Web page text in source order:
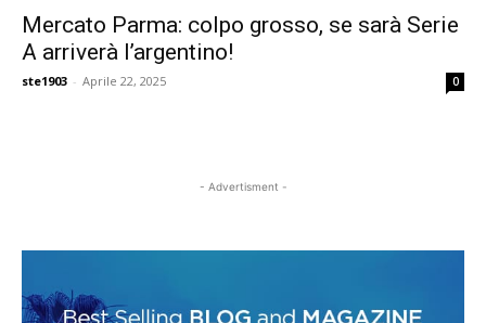
Mercato Parma: colpo grosso, se sarà Serie
A arriverà l’argentino!
ste1903 - Aprile 22, 2025 0
- Advertisment -